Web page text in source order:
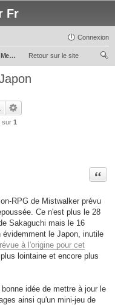
Fr
Connexion
Retour sur le site
Actualité / Message du Staff
sur 1
Citer
RPG de Mistwalker prévu
Ce n'est plus le 28
Sakaguchi mais le 16
le Japon, inutile
à l'origine pour cet
lointaine et encore plus
idée de mettre à jour le
ainsi qu'un mini-jeu de